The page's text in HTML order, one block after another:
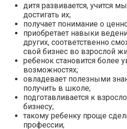
дитя развивается, учится
достигать их;
получает понимание о
приобретает навыки
других, соответственно
свой бизнес во взрослой
ребенок становится более
возможностях;
овладевает полезными
получить в школе;
подготавливается к
бизнесу;
такому ребенку проще
профессии;